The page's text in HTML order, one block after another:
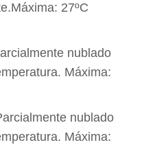
27ºC
nublado
Máxima:
nublado
Máxima: